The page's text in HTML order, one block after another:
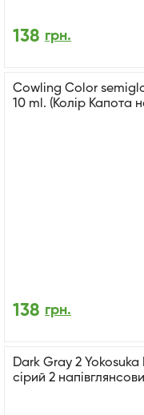
138 грн.
Cowling Color
10 ml. (Колір Капота
138 грн.
Dark Gray 2
сірий 2